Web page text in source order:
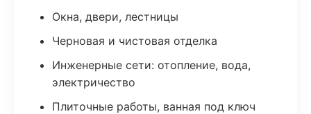
Окна, двери, лестницы
Черновая и чистовая отделка
Инженерные сети: отопление, вода,
электричество
Плиточные работы, ванная под ключ